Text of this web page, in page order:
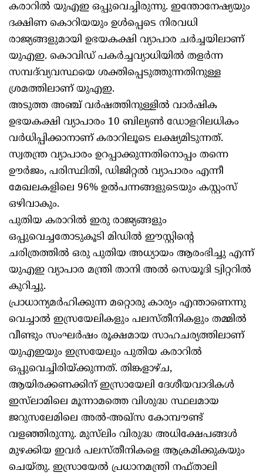
കരാറിൽ യുഎഇ ഒപ്പുവെച്ചിരുന്നു. ഇന്തോനേഷ്യയും
ദക്ഷിണ കൊറിയയും ഉൾപ്പെടെ നിരവധി
രാജ്യങ്ങളുമായി ഉഭയകക്ഷി വ്യാപാര ചർച്ചയിലാണ്
യുഎഇ. കൊവിഡ് പകർച്ചവ്യാധിയിൽ തളർന്ന
സമ്പദ്‌വ്യവസ്ഥയെ ശക്തിപ്പെടുത്തുന്നതിനുള്ള
ശ്രമത്തിലാണ് യുഎഇ.
അടുത്ത അഞ്ച് വർഷത്തിനുള്ളിൽ വാർഷിക
ഉഭയകക്ഷി വ്യാപാരം 10 ബില്യൺ ഡോളറിലധികം
വർധിപ്പിക്കാനാണ് കരാറിലൂടെ ലക്ഷ്യമിടുന്നത്.
സ്വതന്ത്ര വ്യാപാരം ഉറപ്പാക്കുന്നതിനൊപ്പം തന്നെ
ഊർജം, പരിസ്ഥിതി, ഡിജിറ്റൽ വ്യാപാരം എന്നീ
മേഖലകളിലെ 96% ഉൽപന്നങ്ങളുടെയും കസ്റ്റംസ്
ഒഴിവാകും.
പുതിയ കരാറിൽ ഇരു രാജ്യങ്ങളും
ഒപ്പുവെച്ചതോടുകൂടി മിഡിൽ ഈസ്റ്റിന്റെ
ചരിത്രത്തിൽ ഒരു പുതിയ അധ്യായം ആരംഭിച്ചു എന്ന്
യുഎഇ വ്യാപാര മന്ത്രി താനി അൽ സെയൂദി ട്വിറ്ററിൽ
കുറിച്ചു.
പ്രാധാന്യമർഹിക്കുന്ന മറ്റൊരു കാര്യം എന്താണെന്നു
വെച്ചാൽ ഇസ്രയേലികളും പലസ്തീനികളും തമ്മിൽ
വീണ്ടും സംഘർഷം രൂക്ഷമായ സാഹചര്യത്തിലാണ്
യുഎഇയും ഇസ്രയേലും പുതിയ കരാറിൽ
ഒപ്പുവെച്ചിരിയ്ക്കുന്നത്. തിങ്കളാഴ്ച,
ആയിരക്കണക്കിന് ഇസ്രായേലി ദേശീയവാദികൾ
ഇസ്‌ലാമിലെ മൂന്നാമത്തെ വിശുദ്ധ സ്ഥലമായ
ജറുസലേമിലെ അൽ-അഖ്‌സ കോമ്പൗണ്ട്
വളഞ്ഞിരുന്നു. മുസ്‌ലിം വിരുദ്ധ അധിക്ഷേപങ്ങൾ
മുഴക്കിയ ഇവർ പലസ്തീനികളെ ആക്രമിക്കുകയും
ചെയ്തു. ഇസ്രായേൽ പ്രധാനമന്ത്രി നഫ്താലി